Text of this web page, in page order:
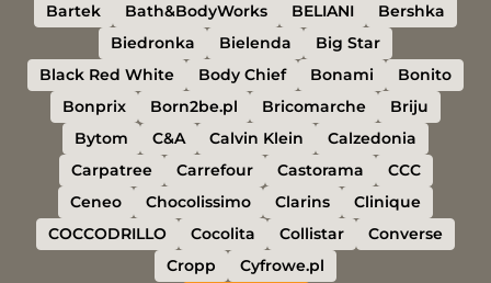
Bartek
Bath&BodyWorks BELIANI
Bershka
Biedronka
Bielenda
Big Star
Black Red White
Body Chief Bonami
Bonito
Bonprix
Born2be.pl Bricomarche
Briju
Bytom
C&A Calvin Klein
Calzedonia
Carpatree
Carrefour Castorama
CCC
Ceneo
Chocolissimo Clarins
Clinique
COCCODRILLO
Cocolita Collistar
Converse
Cropp
Cyfrowe.pl